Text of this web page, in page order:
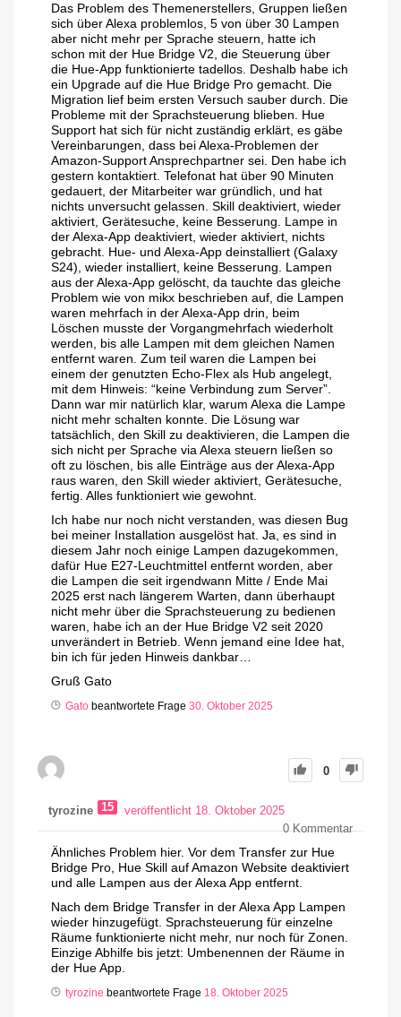
Das Problem des Themenerstellers, Gruppen ließen
sich über Alexa problemlos, 5 von über 30 Lampen
aber nicht mehr per Sprache steuern, hatte ich
schon mit der Hue Bridge V2, die Steuerung über
die Hue-App funktionierte tadellos. Deshalb habe ich
ein Upgrade auf die Hue Bridge Pro gemacht. Die
Migration lief beim ersten Versuch sauber durch. Die
Probleme mit der Sprachsteuerung blieben. Hue
Support hat sich für nicht zuständig erklärt, es gäbe
Vereinbarungen, dass bei Alexa-Problemen der
Amazon-Support Ansprechpartner sei. Den habe ich
gestern kontaktiert. Telefonat hat über 90 Minuten
gedauert, der Mitarbeiter war gründlich, und hat
nichts unversucht gelassen. Skill deaktiviert, wieder
aktiviert, Gerätesuche, keine Besserung. Lampe in
der Alexa-App deaktiviert, wieder aktiviert, nichts
gebracht. Hue- und Alexa-App deinstalliert (Galaxy
S24), wieder installiert, keine Besserung. Lampen
aus der Alexa-App gelöscht, da tauchte das gleiche
Problem wie von mikx beschrieben auf, die Lampen
waren mehrfach in der Alexa-App drin, beim
Löschen musste der Vorgangmehrfach wiederholt
werden, bis alle Lampen mit dem gleichen Namen
entfernt waren. Zum teil waren die Lampen bei
einem der genutzten Echo-Flex als Hub angelegt,
mit dem Hinweis: “keine Verbindung zum Server”.
Dann war mir natürlich klar, warum Alexa die Lampe
nicht mehr schalten konnte. Die Lösung war
tatsächlich, den Skill zu deaktivieren, die Lampen die
sich nicht per Sprache via Alexa steuern ließen so
oft zu löschen, bis alle Einträge aus der Alexa-App
raus waren, den Skill wieder aktiviert, Gerätesuche,
fertig. Alles funktioniert wie gewohnt.
Ich habe nur noch nicht verstanden, was diesen Bug
bei meiner Installation ausgelöst hat. Ja, es sind in
diesem Jahr noch einige Lampen dazugekommen,
dafür Hue E27-Leuchtmittel entfernt worden, aber
die Lampen die seit irgendwann Mitte / Ende Mai
2025 erst nach längerem Warten, dann überhaupt
nicht mehr über die Sprachsteuerung zu bedienen
waren, habe ich an der Hue Bridge V2 seit 2020
unverändert in Betrieb. Wenn jemand eine Idee hat,
bin ich für jeden Hinweis dankbar…
Gruß Gato
Gato beantwortete Frage 30. Oktober 2025
0
tyrozine 15
veröffentlicht 18. Oktober 2025
0Kommentar
Ähnliches Problem hier. Vor dem Transfer zur Hue
Bridge Pro, Hue Skill auf Amazon Website deaktiviert
und alle Lampen aus der Alexa App entfernt.
Nach dem Bridge Transfer in der Alexa App Lampen
wieder hinzugefügt. Sprachsteuerung für einzelne
Räume funktionierte nicht mehr, nur noch für Zonen.
Einzige Abhilfe bis jetzt: Umbenennen der Räume in
der Hue App.
tyrozine beantwortete Frage 18. Oktober 2025